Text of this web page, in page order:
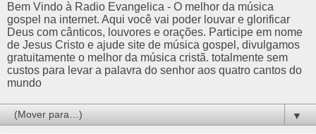
Bem Vindo à Radio Evangelica - O melhor da música
gospel na internet. Aqui você vai poder louvar e glorificar
Deus com cânticos, louvores e orações. Participe em nome
de Jesus Cristo e ajude site de música gospel, divulgamos
gratuitamente o melhor da música cristã. totalmente sem
custos para levar a palavra do senhor aos quatro cantos do
mundo
▼